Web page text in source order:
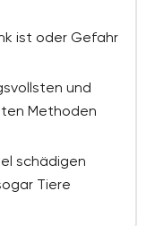
ist oder Gefahr
und
Methoden
schädigen
Tiere